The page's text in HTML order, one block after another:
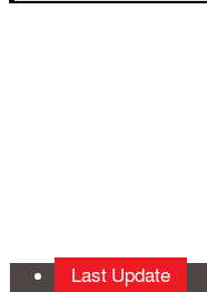
Last Update